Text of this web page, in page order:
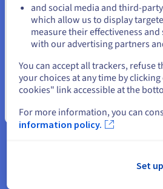
magazines of andere kookwebsites.
u een groter publiek bereiken en
diversifiëren. Door uw recepten in
publiceren, vergroot u ook uw
partnerschappen of
Blijf op de huidige website
and social media and third-
which allow us to display
measure their effectiveness
with our advertising partners
You can accept all trackers, refuse
your choices at any time by
cookies" link accessible at the
For more information, you can
information policy.
Set up